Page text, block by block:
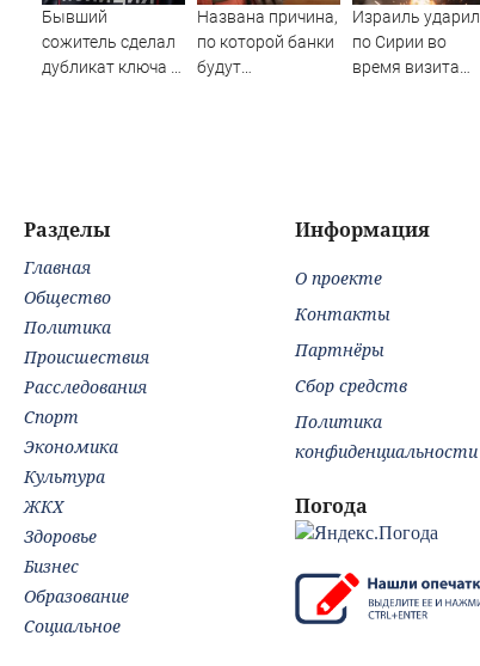
Бывший
сожитель сделал
дубликат ключа и
Названа причина,
по которой банки
будут
Израиль ударил
по Сирии во
время визита
Разделы
Главная
Общество
Политика
Происшествия
Расследования
Спорт
Экономика
Культура
ЖКХ
Здоровье
Бизнес
Образование
Социальное
Информация
О проекте
Контакты
Партнёры
Сбор средств
Политика
конфиденциальности
Погода